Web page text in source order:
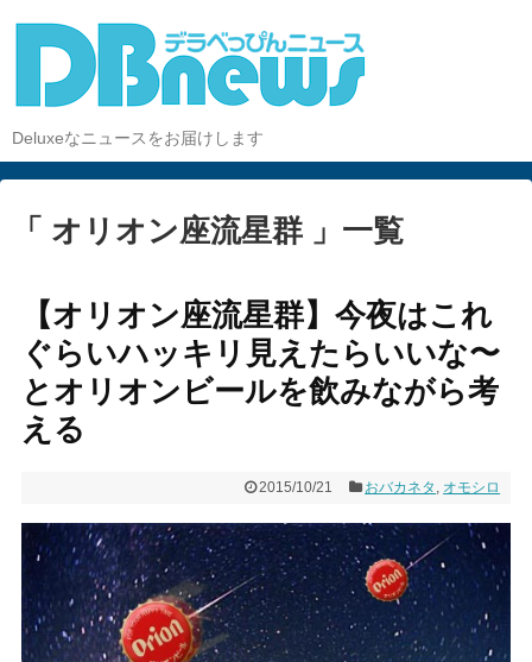
Deluxeなニュースをお届けします
「 オリオン座流星群 」一覧
【オリオン座流星群】今夜はこれ
ぐらいハッキリ見えたらいいな〜
とオリオンビールを飲みながら考
える
2015/10/21 おバカネタ , オモシロ